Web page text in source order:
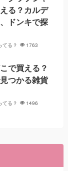
る？カルデ
ドンキで探
てる？ 1763
で買える？
つかる雑貨
てる？ 1496